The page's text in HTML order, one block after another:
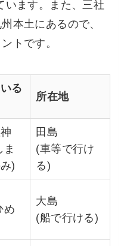
います。また、三社
本土にあるので、
トです。
る
所在地
ま
)
田島
(車等で行け
る)
め
大島
(船で行ける)